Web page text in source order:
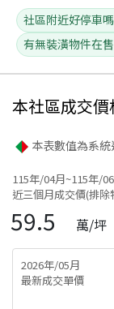
社區附近好停車嗎
有無裝潢物件在售
本社區成交價
本表數值為系
115年/04月~115年/
近三個月成交價(排除
59.5 萬/坪
2026年/05月
最新成交單價